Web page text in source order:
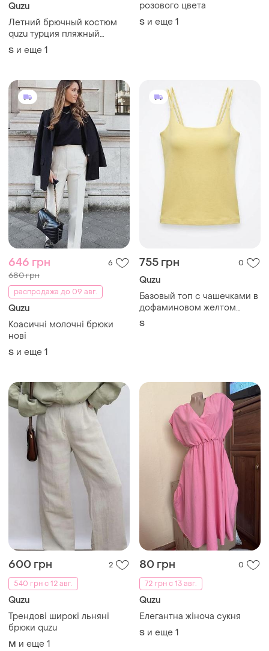
Quzu
Летний брючный костюм
quzu турция пляжный
костюм топ брюки палаццо
вискоза
S и еще 1
розового цвета
S и еще 1
646 грн 6
680 грн
распродажа до 09 авг.
Quzu
Коасичні молочні брюки
нові
S и еще 1
755 грн 0
Quzu
Базовый топ с чашечками в
дофаминовом желтом
цвете
S
600 грн
2
540 грн с 12 авг.
Quzu
Трендові широкі льняні
брюки quzu
M и еще 1
80 грн
0
72 грн с 13 авг.
Quzu
Елегантна жіноча сукня
S и еще 1